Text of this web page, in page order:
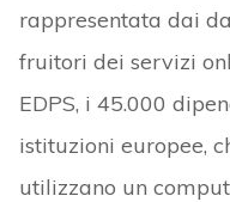
rappresentata dai
fruitori dei servizi
EDPS, i 45.000
istituzioni europee,
utilizzano un